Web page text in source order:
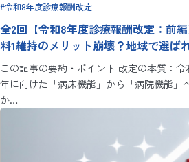
令和8年度診療報酬改定
全2回【令和8年度診療報酬改定：前
料1維持のメリット崩壊？地域で選ば
のための3つの視点
この記事の要約・ポイント 改定の本質：令
年に向けた「病床機能」から「病院機能」
か…